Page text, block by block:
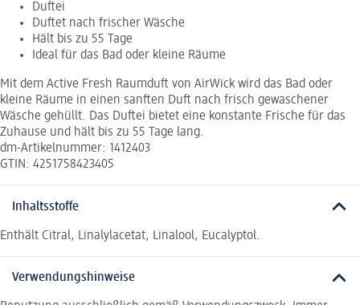
Duftei
Duftet nach frischer Wäsche
Hält bis zu 55 Tage
Ideal für das Bad oder kleine Räume
Mit dem Active Fresh Raumduft von AirWick wird das Bad oder
kleine Räume in einen sanften Duft nach frisch gewaschener
Wäsche gehüllt. Das Duftei bietet eine konstante Frische für das
Zuhause und hält bis zu 55 Tage lang.
dm-Artikelnummer: 1412403
GTIN: 4251758423405
Inhaltsstoffe
Enthält Citral, Linalylacetat, Linalool, Eucalyptol.
Verwendungshinweise